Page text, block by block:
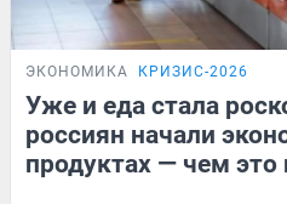
ЭКОНОМИКА КРИЗИС-2026
Уже и еда стала
россиян начали
продуктах — чем это